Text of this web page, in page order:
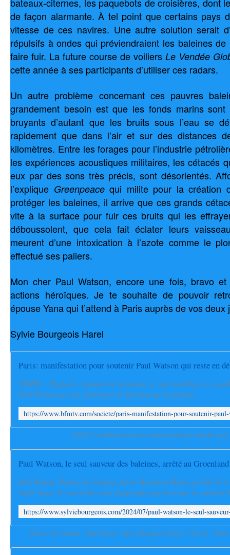
de façon alarmante. À tel point que certains pays
vitesse de ces navires. Une autre solution serait
répulsifs à ondes qui préviendraient les baleines
faire fuir. La future course de voiliers Le Vendée
cette année à ses participants d’utiliser ces radars.
Un autre problème concernant ces pauvres
grandement besoin est que les fonds marins sont
bruyants d’autant que les bruits sous l’eau se
rapidement que dans l’air et sur des distances
kilomètres. Entre les forages pour l’industrie
les expériences acoustiques militaires, les cétacés
eux par des sons très précis, sont désorientés.
l’explique Greenpeacequi milite pour la création
protéger les baleines, il arrive que ces grands
vite à la surface pour fuir ces bruits qui les
déboussolent, que cela fait éclater leurs
meurent d’une intoxication à l’azote comme le
effectué ses paliers.
Mon cher Paul Watson, encore une fois, bravo
actions héroïques. Je te souhaite de pouvoir
épouse Yana qui t’attend à Paris auprès de vos
Sylvie Bourgeois Harel
Paris: manifestation pour soutenir Paul Watson qui reste en
VIDÉO - Plusieurs centaines de personnes se sont mobilisées ce
Paul Watson qui reste finalement en détention au Groenland.
BFM TV mobilisation de la Fondation Brigitte Bardot pour
Paul Watson, Patrice de Colmont, Sylvie Bourgeois Harel au Club 55
SAint-Tropez Je suis bouleversée d'apprendre que mon ami, le
Patrice de Colmont - Paul Watson - Sylvie Bourgeois Harel - Club 55 -